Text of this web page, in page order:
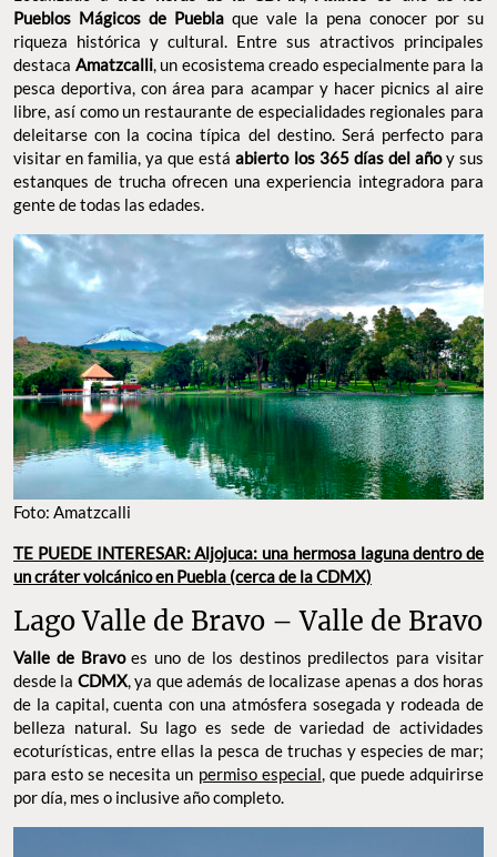
Pueblos Mágicos de Puebla que vale la pena conocer por su
riqueza histórica y cultural. Entre sus atractivos principales
destaca Amatzcalli, un ecosistema creado especialmente para la
pesca deportiva, con área para acampar y hacer picnics al aire
libre, así como un restaurante de especialidades regionales para
deleitarse con la cocina típica del destino. Será perfecto para
visitar en familia, ya que estáabierto los 365 días del añoy sus
estanques de trucha ofrecen una experiencia integradora para
gente de todas las edades.
Foto: Amatzcalli
TE PUEDE INTERESAR: Aljojuca: una hermosa laguna dentro de
un cráter volcánico en Puebla (cerca de la CDMX)
Lago Valle de Bravo – Valle de Bravo
Valle de Bravoes uno de los destinos predilectos para visitar
desde la CDMX, ya que además de localizase apenas a dos horas
de la capital, cuenta con una atmósfera sosegada y rodeada de
belleza natural. Su lago es sede de variedad de actividades
ecoturísticas, entre ellas la pesca de truchas y especies de mar;
para esto se necesita un permiso especial , que puede adquirirse
por día, mes o inclusive año completo.